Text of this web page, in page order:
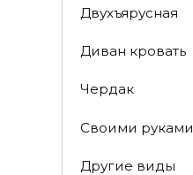
Двухъярусная
Диван кровать
Чердак
Своими руками
Другие виды